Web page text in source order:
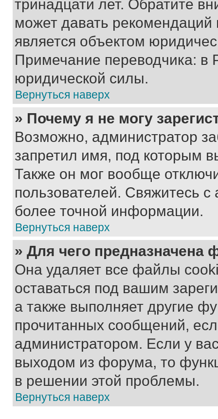
тринадцати лет. Обратите
может давать
является объектом
Примечание переводчика: в
юридической силы.
Вернуться наверх
» Почему я не могу
Возможно, администратор
запретил имя, под которым
Также он мог вообще
пользователей. Свяжитесь
более точной информации.
Вернуться наверх
» Для чего предназначена
Она удаляет все файлы
оставаться под вашим
а также выполняет другие
прочитанных сообщений,
администратором. Если у
выходом из форума, то
в решении этой проблемы.
Вернуться наверх